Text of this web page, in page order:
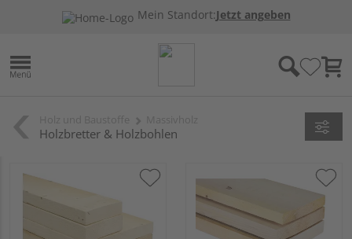
Mein Standort:Jetzt angeben
Holzbretter & Holzbohlen